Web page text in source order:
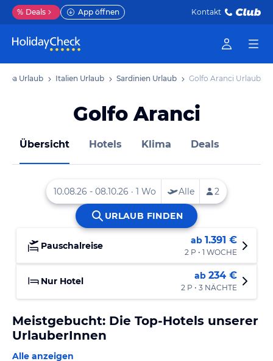
% Deals App öffnen Kontakt
Urlaub Italien Urlaub Sardinien Urlaub Golfo Aranci Urlaub
Golfo Aranci
Übersicht Hotels Klima Deals
Pauschalreise ab 1.391 €
2 P • 1 WOCHE
Nur Hotel ab 234 €
2 P • 3 NÄCHTE
Meistgebucht: Die Top-Hotels unserer
UrlauberInnen
Alle anzeigen